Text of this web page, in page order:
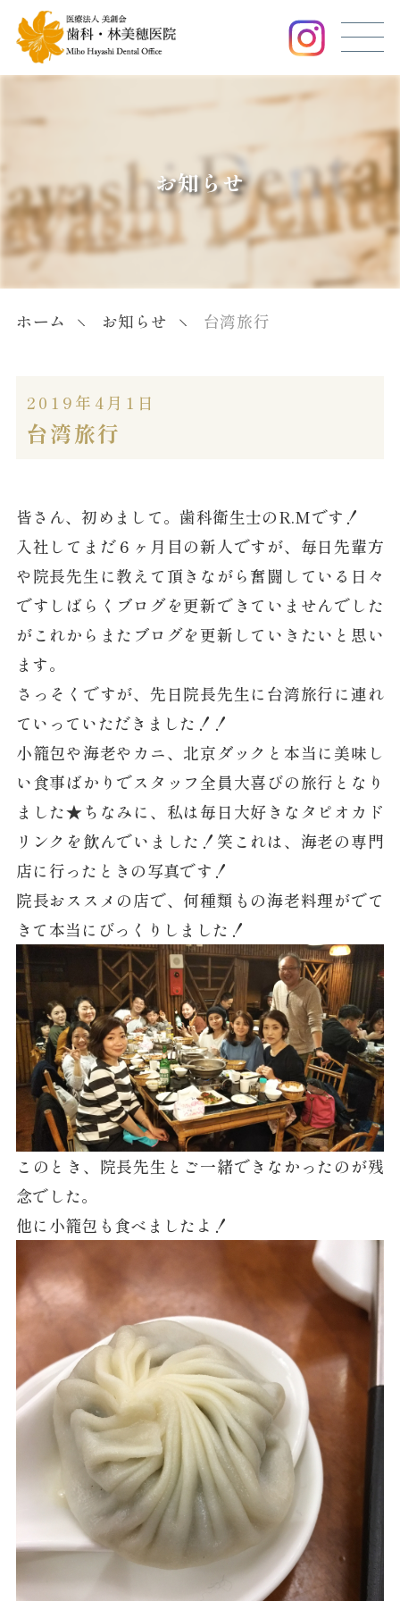
お知らせ
ホーム お知らせ 台湾旅行
2019年4月1日
台湾旅行
皆さん、初めまして。歯科衛生士のR.Mです！
入社してまだ６ヶ月目の新人ですが、毎日先輩方
や院長先生に教えて頂きながら奮闘している日々
ですしばらくブログを更新できていませんでした
がこれからまたブログを更新していきたいと思い
ます。
さっそくですが、先日院長先生に台湾旅行に連れ
ていっていただきました！！
小籠包や海老やカニ、北京ダックと本当に美味し
い食事ばかりでスタッフ全員大喜びの旅行となり
ました★ちなみに、私は毎日大好きなタピオカド
リンクを飲んでいました！笑これは、海老の専門
店に行ったときの写真です！
院長おススメの店で、何種類もの海老料理がでて
きて本当にびっくりしました！
このとき、院長先生とご一緒できなかったのが残
念でした。
他に小籠包も食べましたよ！